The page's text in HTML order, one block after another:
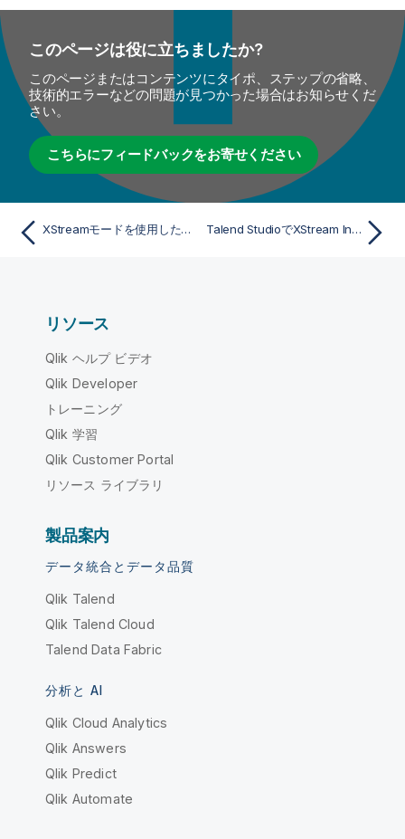
このページは役に立ちましたか?
このページまたはコンテンツにタイポ、ステップの省略、
技術的エラーなどの問題が見つかった場合はお知らせくだ
さい。
こちらにフィードバックをお寄せください
XStreamモードを使用したCDCの設定 Talend StudioでXStream Inを設定
リソース
Qlik ヘルプ ビデオ
Qlik Developer
トレーニング
Qlik 学習
Qlik Customer Portal
リソース ライブラリ
製品案内
データ統合とデータ品質
Qlik Talend
Qlik Talend Cloud
Talend Data Fabric
分析と AI
Qlik Cloud Analytics
Qlik Answers
Qlik Predict
Qlik Automate